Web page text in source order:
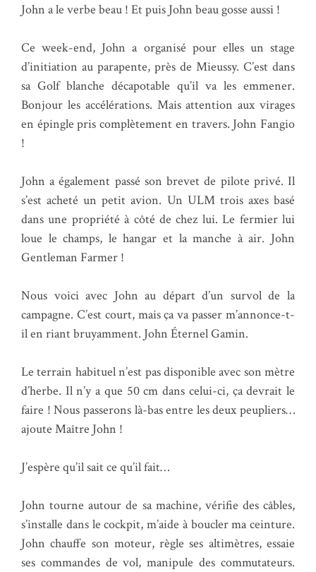
John a le verbe beau ! Et puis John beau gosse aussi !
Ce week-end, John a organisé pour elles un stage
d’initiation au parapente, près de Mieussy. C’est dans
sa Golf blanche décapotable qu’il va les emmener.
Bonjour les accélérations. Mais attention aux virages
en épingle pris complètement en travers. John Fangio
!
John a également passé son brevet de pilote privé. Il
s’est acheté un petit avion. Un ULM trois axes basé
dans une propriété à côté de chez lui. Le fermier lui
loue le champs, le hangar et la manche à air. John
Gentleman Farmer !
Nous voici avec John au départ d’un survol de la
campagne. C’est court, mais ça va passer m’annonce-t-
il en riant bruyamment. John Éternel Gamin.
Le terrain habituel n’est pas disponible avec son mètre
d’herbe. Il n’y a que 50 cm dans celui-ci, ça devrait le
faire ! Nous passerons là-bas entre les deux peupliers…
ajoute Maître John !
J’espère qu’il sait ce qu’il fait…
John tourne autour de sa machine, vérifie des câbles,
s’installe dans le cockpit, m’aide à boucler ma ceinture.
John chauffe son moteur, règle ses altimètres, essaie
ses commandes de vol, manipule des commutateurs.